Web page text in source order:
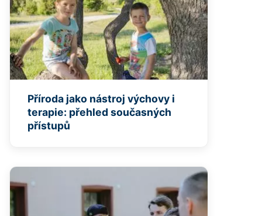
Příroda jako nástroj výchovy i
terapie: přehled současných
přístupů